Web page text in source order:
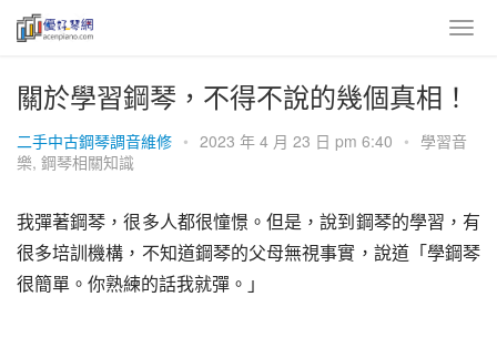
關於學習鋼琴，不得不說的幾個真相！
二手中古鋼琴調音維修 • 2023 年 4 月 23 日 pm 6:40 • 學習音
樂, 鋼琴相關知識
我彈著鋼琴，很多人都很憧憬。但是，說到鋼琴的學習，有
很多培訓機構，不知道鋼琴的父母無視事實，說道「學鋼琴
很簡單。你熟練的話我就彈。」